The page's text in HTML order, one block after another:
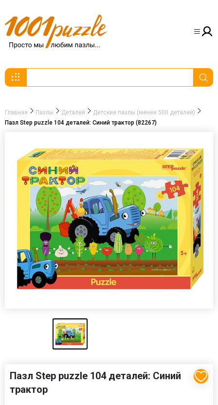
Главная Пазлы Деталей
Детские пазлы (менее 500 деталей)
Пазл Step puzzle 104 деталей: Синий трактор (82267)
Пазл Step puzzle 104 деталей: Синий
трактор